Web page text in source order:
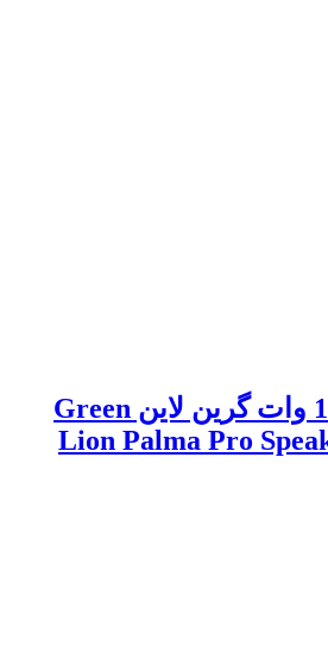
اسپیکر بلوتوثی 16 وات گرین لاین Green
Lion Palma Pro